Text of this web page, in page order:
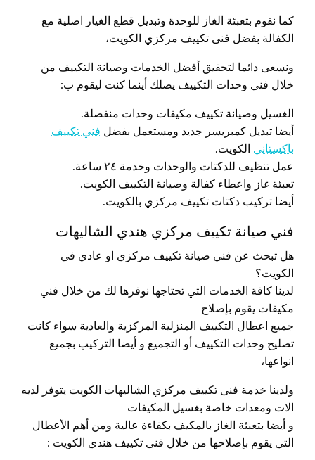
كما نقوم بتعبئة الغاز للوحدة وتبديل قطع الغيار اصلية مع
الكفالة بفضل فنى تكييف مركزي الكويت،
ونسعى دائما لتحقيق أفضل الخدمات وصيانة التكييف من
خلال فني وحدات التكييف يصلك أينما كنت ليقوم ب:
الغسيل وصيانة تكييف مكيفات وحدات منفصلة.
أيضا تبديل كمبريسر جديد ومستعمل بفضل فني تكييف
باكستاني الكويت.
عمل تنظيف للدكتات والوحدات وخدمة ٢٤ ساعة.
تعبئة غاز واعطاء كفالة وصيانة التكييف الكويت.
أيضا تركيب دكتات تكييف مركزي بالكويت.
فني صيانة تكييف مركزي هندي الشاليهات
هل تبحث عن فني صيانة تكييف مركزي او عادي في
الكويت؟
لدينا كافة الخدمات التي تحتاجها نوفرها لك من خلال فني
مكيفات يقوم بإصلاح
جميع اعطال التكييف المنزلية المركزية والعادية سواء كانت
تصليح وحدات التكييف أو التجميع و أيضا التركيب بجميع
انواعها،
ولدينا خدمة فنى تكييف مركزي الشاليهات الكويت يتوفر لديه
الات ومعدات خاصة بغسيل المكيفات
و أيضا بتعبئة الغاز بالمكيف بكفاءة عالية ومن أهم الأعطال
التي يقوم بإصلاحها من خلال فنى تكييف هندي الكويت :